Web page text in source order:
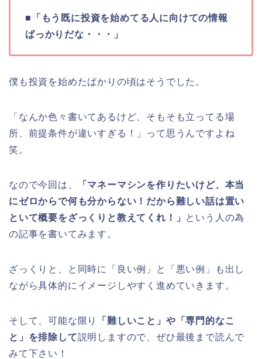
■「もう既に投資を始めてる人に向けての情報
ばっかりだな・・・」
僕も投資を始めたばかりの頃はそうでした。
「なんか色々書いてあるけど、そもそも立ってる場
所、前提条件が違いすぎる！」って思うんですよね
笑。
なので今回は、
「マネーマシンを作りたいけど、本当
にゼロからで何も分からない！だから難しい話は置い
といて概要をざっくりと教えてくれ！」 という人の為
の記事を書いてみます。
ざっくりと、と同時に「良い例」と「悪い例」も出し
ながら具体的にイメージしやすく進めていきます。
そして、可能な限り
「難しいこと」や「専門的なこ
と」を排除して説明しますので、ぜひ最後まで読んで
みて下さい！